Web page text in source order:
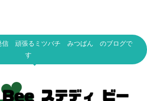
信 頑張るミツバチ みつばん のブログで
す